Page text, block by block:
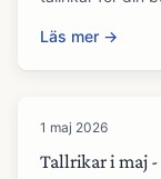
Läs mer →
1 maj 2026
Tallrikar i maj